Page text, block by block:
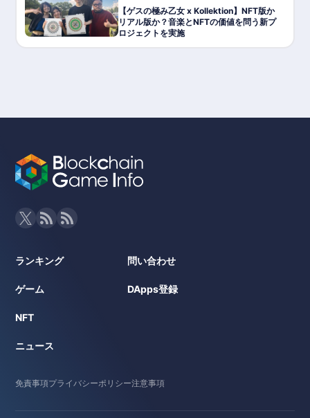
【ゲスの極み乙女 x Kollektion】NFT版か
リアル版か？音楽とNFTの価値を問う新プ
ロジェクトを実施
ランキング
ゲーム
NFT
ニュース
問い合わせ
DApps登録
免責事項プライバシーポリシー注意事項